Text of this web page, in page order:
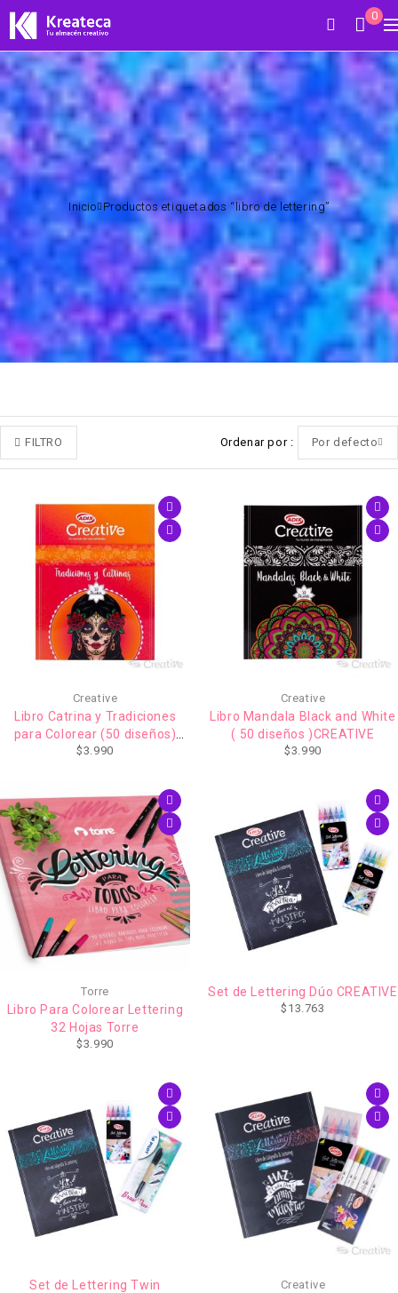
0
Inicio Productos etiquetados “libro de lettering”
FILTRO Ordenar por Por defecto
Creative
Libro Catrina y Tradiciones
para Colorear (50 diseños)
CREATIVE
$3.990
Creative
Libro Mandala Black and White
( 50 diseños )CREATIVE
$3.990
Torre
Libro Para Colorear Lettering
32 Hojas Torre
$3.990
Set de Lettering Dúo CREATIVE
$ 13.763
Set de Lettering Twin Creative